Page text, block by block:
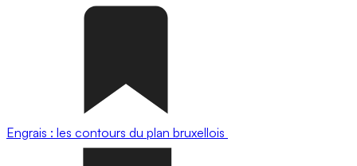
Engrais : les contours du plan bruxellois